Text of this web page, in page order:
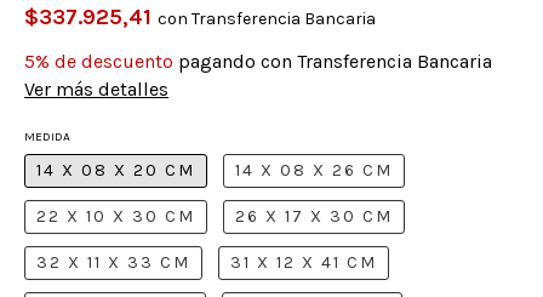
$337.925,41 con Transferencia Bancaria
5% de descuento pagando con Transferencia Bancaria
Ver más detalles
MEDIDA
14 X 08 X 20 CM 14 X 08 X 26 CM
22 X 10 X 30 CM 26 X 17 X 30 CM
32 X 11 X 33 CM 31 X 12 X 41 CM